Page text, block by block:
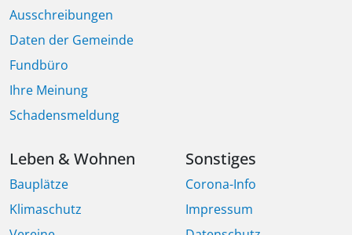
Ausschreibungen
Daten der Gemeinde
Fundbüro
Ihre Meinung
Schadensmeldung
Leben & Wohnen
Bauplätze
Klimaschutz
Sonstiges
Corona-Info
Impressum